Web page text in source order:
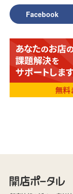
Facebook